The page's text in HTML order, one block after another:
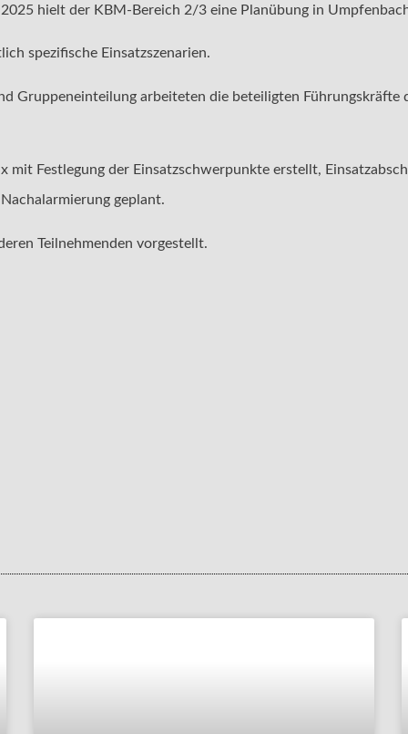
hielt der KBM-Bereich 2/3 eine Planübung in
spezifische Einsatzszenarien.
Gruppeneinteilung arbeiteten die beteiligten Führungskräfte
mit Festlegung der Einsatzschwerpunkte erstellt,
geplant.
Teilnehmenden vorgestellt.